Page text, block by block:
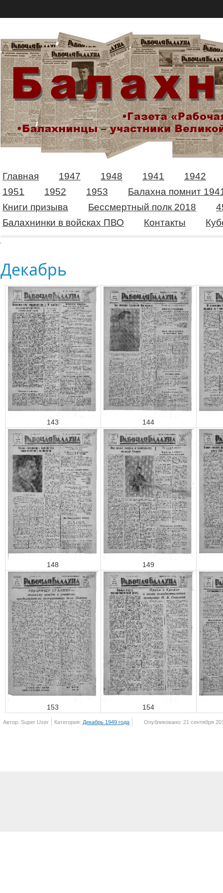
Главная 1947 1948 1941
1942
1951
1952 1953
Балахна помнит
Книги призыва
Бессмертный полк 2018
Балахнинки в войсках ПВО
Контакты
Декабрь
143 144
148 149
153 154
Автор: Super User Категория: Декабрь 1949 года Опубликовано: 21 сентября